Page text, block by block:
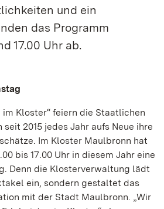
und ein
das Programm
17.00 Uhr ab.
Kloster“ feiern die Staatlichen
2015 jedes Jahr aufs Neue ihre
Im Kloster Maulbronn hat
bis 17.00 Uhr in diesem Jahr eine
Denn die Klosterverwaltung lädt
ein, sondern gestaltet das
mit der Stadt Maulbronn. „Wir